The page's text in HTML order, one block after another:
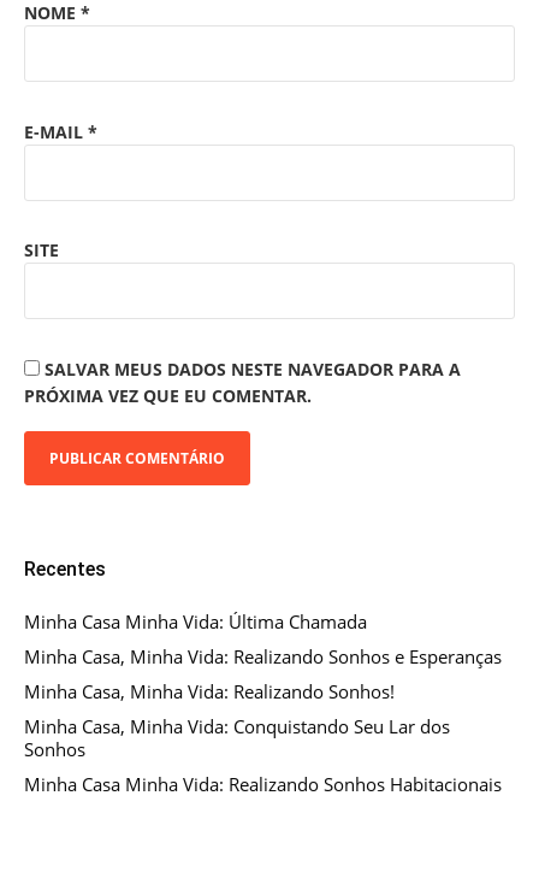
NOME *
E-MAIL *
SITE
SALVAR MEUS DADOS NESTE NAVEGADOR PARA A
PRÓXIMA VEZ QUE EU COMENTAR.
Recentes
Minha Casa Minha Vida: Última Chamada
Minha Casa, Minha Vida: Realizando Sonhos e Esperanças
Minha Casa, Minha Vida: Realizando Sonhos!
Minha Casa, Minha Vida: Conquistando Seu Lar dos
Sonhos
Minha Casa Minha Vida: Realizando Sonhos Habitacionais